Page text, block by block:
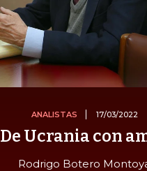
ANALISTAS 17/03/2022
De Ucrania con
Rodrigo Botero